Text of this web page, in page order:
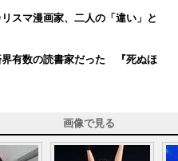
スマ漫画家、二人の「違い」と
有数の読書家だった 『死ぬほ
画像で見る